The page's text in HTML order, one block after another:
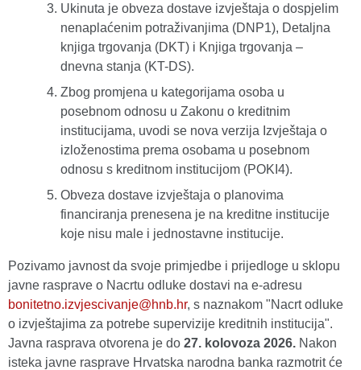
Ukinuta je obveza dostave izvještaja o dospjelim
nenaplaćenim potraživanjima (DNP1), Detaljna
knjiga trgovanja (DKT) i Knjiga trgovanja –
dnevna stanja (KT-DS).
Zbog promjena u kategorijama osoba u
posebnom odnosu u Zakonu o kreditnim
institucijama, uvodi se nova verzija Izvještaja o
izloženostima prema osobama u posebnom
odnosu s kreditnom institucijom (POKI4).
Obveza dostave izvještaja o planovima
financiranja prenesena je na kreditne institucije
koje nisu male i jednostavne institucije.
Pozivamo javnost da svoje primjedbe i prijedloge u sklopu
javne rasprave o Nacrtu odluke dostavi na e-adresu
bonitetno.izvjescivanje@hnb.hr, s naznakom "Nacrt odluke
o izvještajima za potrebe supervizije kreditnih institucija".
Javna rasprava otvorena je do 27. kolovoza 2026. Nakon
isteka javne rasprave Hrvatska narodna banka razmotrit će